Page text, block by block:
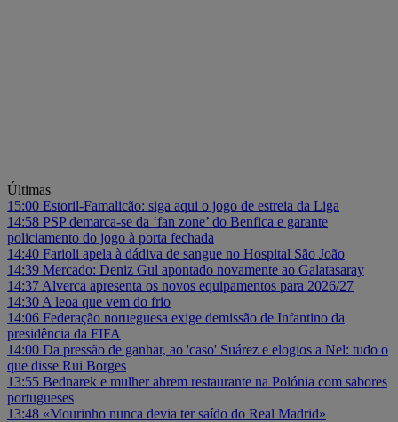
Últimas
15:00 Estoril-Famalicão: siga aqui o jogo de estreia da Liga
14:58 PSP demarca-se da ‘fan zone’ do Benfica e garante
policiamento do jogo à porta fechada
14:40 Farioli apela à dádiva de sangue no Hospital São João
14:39 Mercado: Deniz Gul apontado novamente ao Galatasaray
14:37 Alverca apresenta os novos equipamentos para 2026/27
14:30 A leoa que vem do frio
14:06 Federação norueguesa exige demissão de Infantino da
presidência da FIFA
14:00 Da pressão de ganhar, ao 'caso' Suárez e elogios a Nel: tudo o
que disse Rui Borges
13:55 Bednarek e mulher abrem restaurante na Polónia com sabores
portugueses
13:48 «Mourinho nunca devia ter saído do Real Madrid»